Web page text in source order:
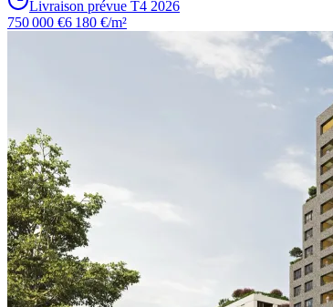
Livraison prévue T4 2026
750 000 €6 180 €/m²